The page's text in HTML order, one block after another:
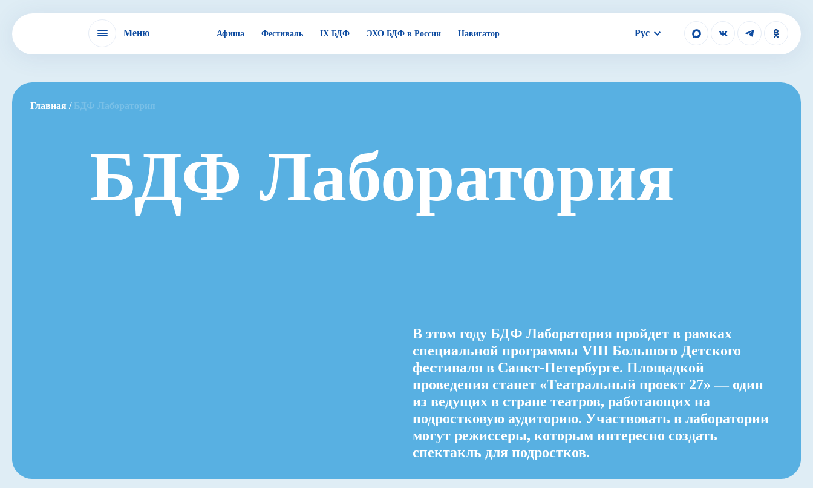
ЭХО БДФ в России
Меню Афиша Фестиваль IX БДФ ЭХО БДФ в России Навигатор Рус
Главная / БДФ Лаборатория
БДФ Лаборатория
В этом году БДФ Лаборатория пройдет в рамках
специальной программы VIII Большого Детского
фестиваля в Санкт-Петербурге. Площадкой
проведения станет «Театральный проект 27» — один
из ведущих в стране театров, работающих на
подростковую аудиторию. Участвовать в лаборатории
могут режиссеры, которым интересно создать
спектакль для подростков.